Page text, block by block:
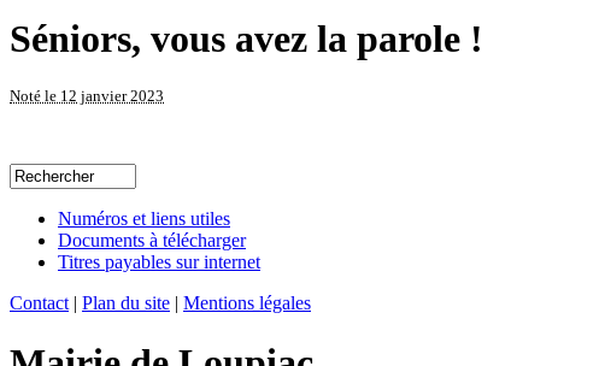
Séniors, vous avez la parole !
Noté le 12 janvier 2023
Numéros et liens utiles
Documents à télécharger
Titres payables sur internet
Contact | Plan du site | Mentions légales